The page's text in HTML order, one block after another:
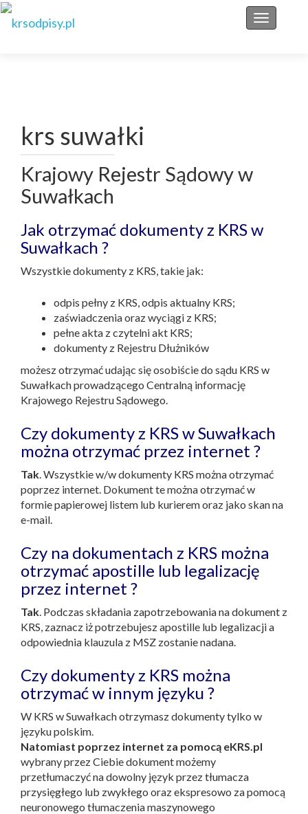
Przełącz
krs suwałki
Krajowy Rejestr Sądowy w
Suwałkach
Jak otrzymać dokumenty z KRS w
Suwałkach ?
Wszystkie dokumenty z KRS, takie jak:
odpis pełny z KRS, odpis aktualny KRS;
zaświadczenia oraz wyciągi z KRS;
pełne akta z czytelni akt KRS;
dokumenty z Rejestru Dłużników
możesz otrzymać udając się osobiście do sądu KRS w
Suwałkach prowadzącego Centralną informację
Krajowego Rejestru Sądowego.
Czy dokumenty z KRS w Suwałkach
można otrzymać przez internet ?
Tak. Wszystkie w/w dokumenty KRS można otrzymać
poprzez internet. Dokument te można otrzymać w
formie papierowej listem lub kurierem oraz jako skan na
e-mail.
Czy na dokumentach z KRS można
otrzymać apostille lub legalizację
przez internet ?
Tak. Podczas składania zapotrzebowania na dokument z
KRS, zaznacz iż potrzebujesz apostille lub legalizacji a
odpowiednia klauzula z MSZ zostanie nadana.
Czy dokumenty z KRS można
otrzymać w innym języku ?
W KRS w Suwałkach otrzymasz dokumenty tylko w
języku polskim.
Natomiast poprzez internet za pomocą eKRS.pl
wybrany przez Ciebie dokument możemy
przetłumaczyć na dowolny język przez tłumacza
przysięgłego lub zwykłego oraz ekspresowo za pomocą
neuronowego tłumaczenia maszynowego